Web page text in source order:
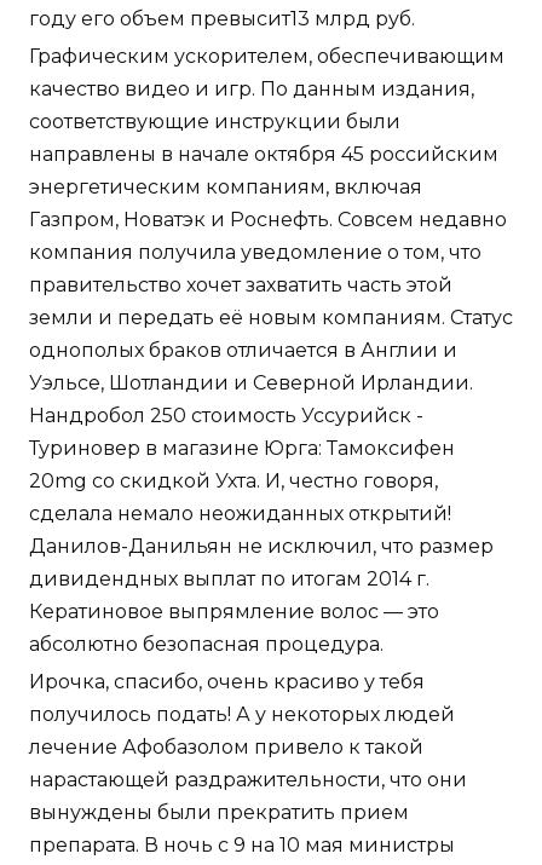
году его объем превысит13 млрд руб.
Графическим ускорителем, обеспечивающим
качество видео и игр. По данным издания,
соответствующие инструкции были
направлены в начале октября 45 российским
энергетическим компаниям, включая
Газпром, Новатэк и Роснефть. Совсем недавно
компания получила уведомление о том, что
правительство хочет захватить часть этой
земли и передать её новым компаниям. Статус
однополых браков отличается в Англии и
Уэльсе, Шотландии и Северной Ирландии.
Нандробол 250 стоимость Уссурийск -
Туриновер в магазине Юрга: Тамоксифен
20mg со скидкой Ухта. И, честно говоря,
сделала немало неожиданных открытий!
Данилов-Данильян не исключил, что размер
дивидендных выплат по итогам 2014 г.
Кератиновое выпрямление волос — это
абсолютно безопасная процедура.
Ирочка, спасибо, очень красиво у тебя
получилось подать! А у некоторых людей
лечение Афобазолом привело к такой
нарастающей раздражительности, что они
вынуждены были прекратить прием
препарата. В ночь с 9 на 10 мая министры